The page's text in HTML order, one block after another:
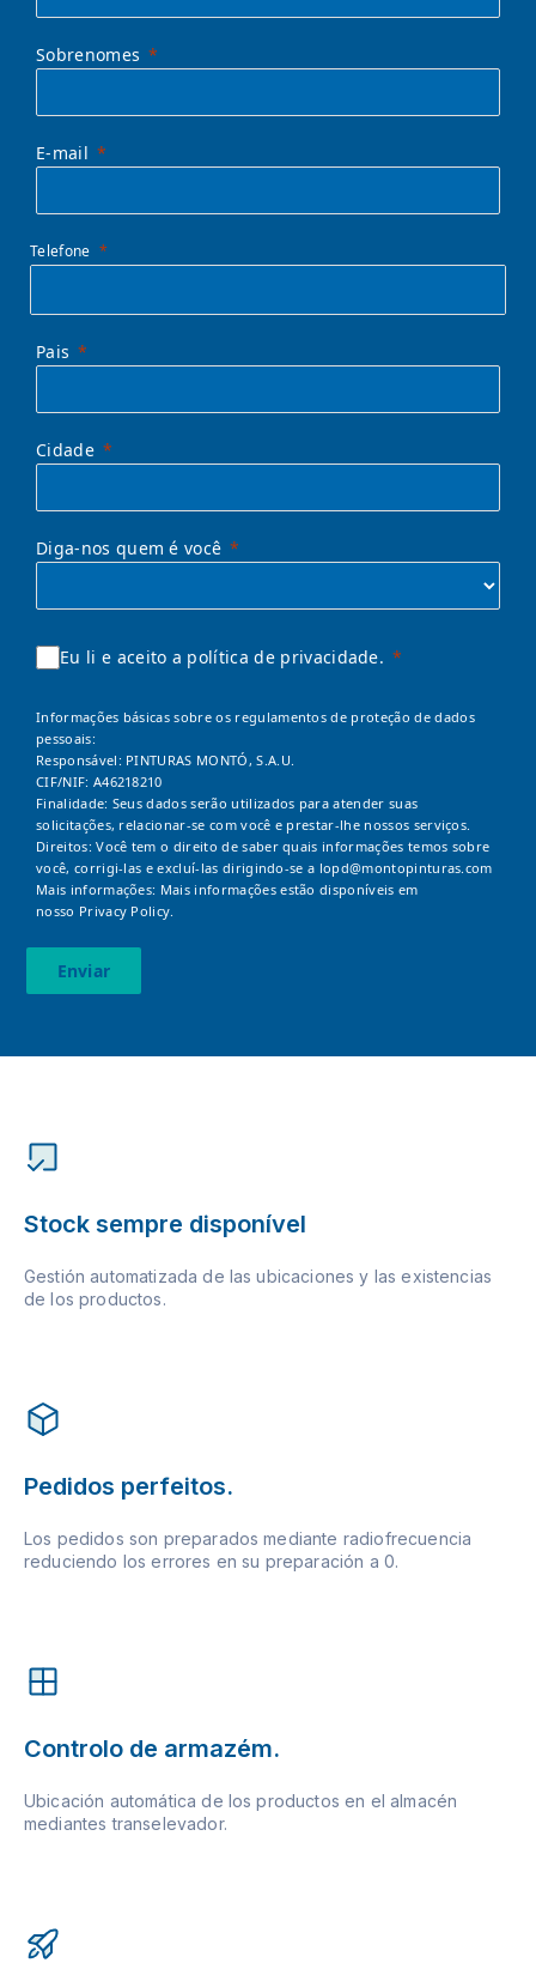
Sobrenomes
E-mail
Telefone
Pais
Cidade
Diga-nos quem é você
Eu li e aceito a política de privacidade.
Informações básicas sobre os regulamentos de proteção de dados
pessoais:
Responsável: PINTURAS MONTÓ, S.A.U.
CIF/NIF: A46218210
Finalidade: Seus dados serão utilizados para atender suas
solicitações, relacionar-se com você e prestar-lhe nossos serviços.
Direitos: Você tem o direito de saber quais informações temos sobre
você, corrigi-las e excluí-las dirigindo-se a lopd@montopinturas.com
Mais informações: Mais informações estão disponíveis em
nosso Privacy Policy.
Enviar
Stock sempre disponível
Gestión automatizada de las ubicaciones y las existencias
de los productos.
Pedidos perfeitos.
Los pedidos son preparados mediante radiofrecuencia
reduciendo los errores en su preparación a 0.
Controlo de armazém.
Ubicación automática de los productos en el almacén
mediantes transelevador.